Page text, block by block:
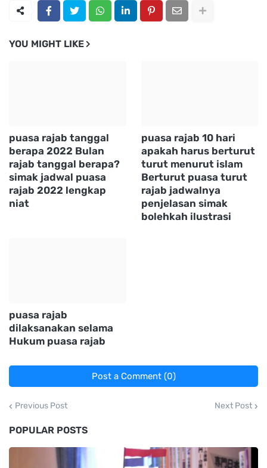
YOU MIGHT LIKE
puasa rajab tanggal
berapa 2022 Bulan
rajab tanggal berapa?
simak jadwal puasa
rajab 2022 lengkap
niat
puasa rajab 10 hari
apakah harus berturut
turut menurut islam
Berturut puasa turut
rajab jadwalnya
penjelasan simak
bolehkah ilustrasi
puasa rajab
dilaksanakan selama
Hukum puasa rajab
Post a Comment (0)
Previous Post Next Post
POPULAR POSTS